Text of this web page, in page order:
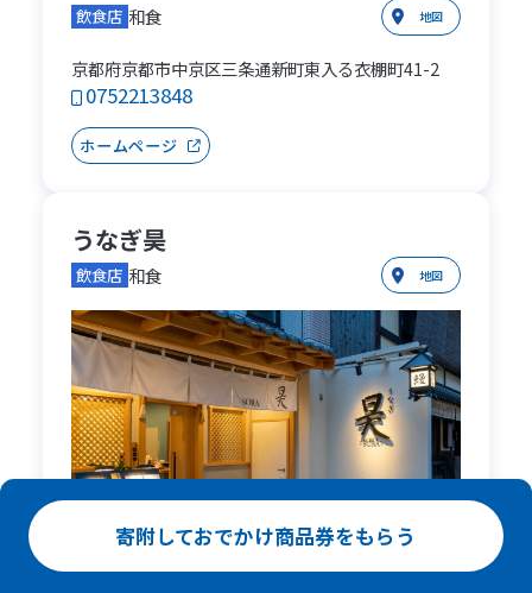
飲食店 和食 地図
京都府京都市中京区三条通新町東入る衣棚町41-2
0752213848
ホームページ
うなぎ昊
飲食店 和食 地図
寄附しておでかけ商品券をもらう